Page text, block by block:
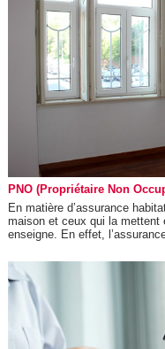
PNO (Propriétaire Non
En matière d’assurance
maison et ceux qui la mettent
enseigne. En effet,